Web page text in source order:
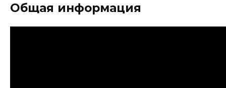
Общая информация